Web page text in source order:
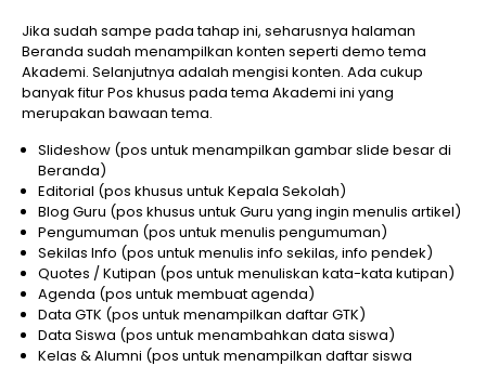
Jika sudah sampe pada tahap ini, seharusnya halaman
Beranda sudah menampilkan konten seperti demo tema
Akademi. Selanjutnya adalah mengisi konten. Ada cukup
banyak fitur Pos khusus pada tema Akademi ini yang
merupakan bawaan tema.
Slideshow (pos untuk menampilkan gambar slide besar di
Beranda)
Editorial (pos khusus untuk Kepala Sekolah)
Blog Guru (pos khusus untuk Guru yang ingin menulis artikel)
Pengumuman (pos untuk menulis pengumuman)
Sekilas Info (pos untuk menulis info sekilas, info pendek)
Quotes / Kutipan (pos untuk menuliskan kata-kata kutipan)
Agenda (pos untuk membuat agenda)
Data GTK (pos untuk menampilkan daftar GTK)
Data Siswa (pos untuk menambahkan data siswa)
Kelas & Alumni (pos untuk menampilkan daftar siswa